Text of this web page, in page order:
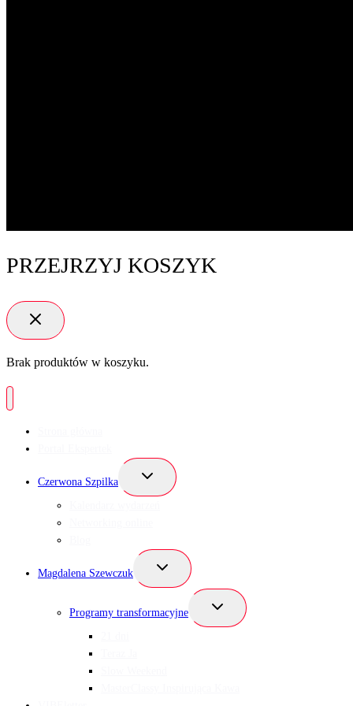
PRZEJRZYJ KOSZYK
Brak produktów w koszyku.
Czerwona Szpilka
Przełącz
podrzędne
Magdalena Szewczuk
Przełącz
podrzędne
Programy transformacyjne
Przełącz
podrzędne